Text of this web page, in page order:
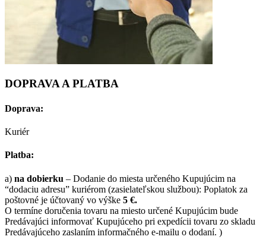
DOPRAVA A PLATBA
Doprava:
Kuriér
Platba:
a) na dobierku – Dodanie do miesta určeného Kupujúcim na
“dodaciu adresu” kuriérom (zasielateľskou službou): Poplatok za
poštovné je účtovaný vo výške 5 €.
O termíne doručenia tovaru na miesto určené Kupujúcim bude
Predávajúci informovať Kupujúceho pri expedícii tovaru zo skladu
Predávajúceho zaslaním informačného e-mailu o dodaní. )